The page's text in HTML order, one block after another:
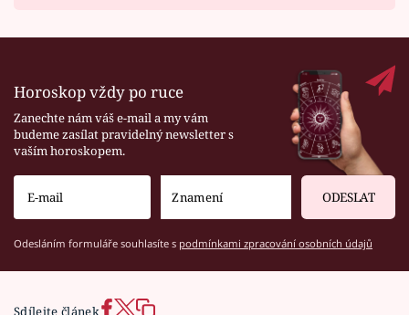
Horoskop vždy po ruce
Zanechte nám váš e-mail a my vám
budeme zasílat pravidelný newsletter s
vaším horoskopem.
ODESLAT
Odesláním formuláře souhlasíte s podmínkami zpracování osobních údajů
Sdílejte článek